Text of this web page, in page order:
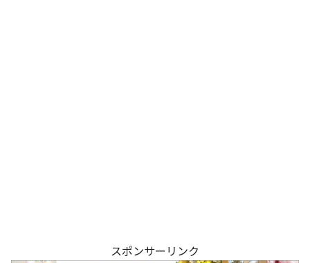
スポンサーリンク